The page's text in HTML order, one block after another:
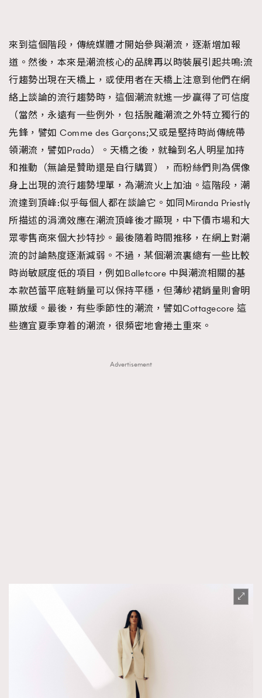
TRENDING
來到這個階段，傳統媒體才開始參與潮流，逐漸增加報
道。然後，本來是潮流核心的品牌再以時裝展引起共鳴:流
行趨勢出現在天橋上，或使用者在天橋上注意到他們在網
絡上談論的流行趨勢時，這個潮流就進一步贏得了可信度
（當然，永遠有一些例外，包括脫離潮流之外特立獨行的
先鋒，譬如 Comme des Garçons;又或是堅持時尚傳統帶
領潮流，譬如Prada）。天橋之後，就輪到名人明星加持
和推動（無論是贊助還是自行購買），而粉絲們則為偶像
身上出現的流行趨勢埋單，為潮流火上加油。這階段，潮
流達到頂峰:似乎每個人都在談論它。如同Miranda Priestly
所描述的涓滴效應在潮流頂峰後才顯現，中下價市場和大
眾零售商來個大抄特抄。最後隨着時間推移，在網上對潮
流的討論熱度逐漸減弱。不過，某個潮流裏總有一些比較
時尚敏感度低的項目，例如Balletcore 中與潮流相關的基
本款芭蕾平底鞋銷量可以保持平穩，但薄紗裙銷量則會明
顯放緩。最後，有些季節性的潮流，譬如Cottagecore 這
些適宜夏季穿着的潮流，很頻密地會捲土重來。
Advertisement